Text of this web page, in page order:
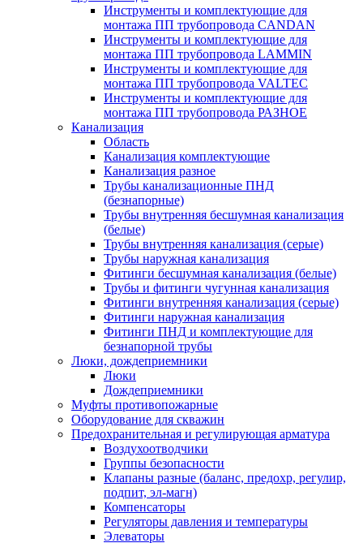
Инструменты и комплектующие для
монтажа ПП трубопровода CANDAN
Инструменты и комплектующие для
монтажа ПП трубопровода LAMMIN
Инструменты и комплектующие для
монтажа ПП трубопровода VALTEC
Инструменты и комплектующие для
монтажа ПП трубопровода РАЗНОЕ
Канализация
Область
Канализация комплектующие
Канализация разное
Трубы канализационные ПНД
(безнапорные)
Трубы внутренняя бесшумная канализация
(белые)
Трубы внутренняя канализация (серые)
Трубы наружная канализация
Фитинги бесшумная канализация (белые)
Трубы и фитинги чугунная канализация
Фитинги внутренняя канализация (серые)
Фитинги наружная канализация
Фитинги ПНД и комплектующие для
безнапорной трубы
Люки, дождеприемники
Люки
Дождеприемники
Муфты противопожарные
Оборудование для скважин
Предохранительная и регулирующая арматура
Воздухоотводчики
Группы безопасности
Клапаны разные (баланс, предохр, регулир,
подпит, эл-магн)
Компенсаторы
Регуляторы давления и температуры
Элеваторы